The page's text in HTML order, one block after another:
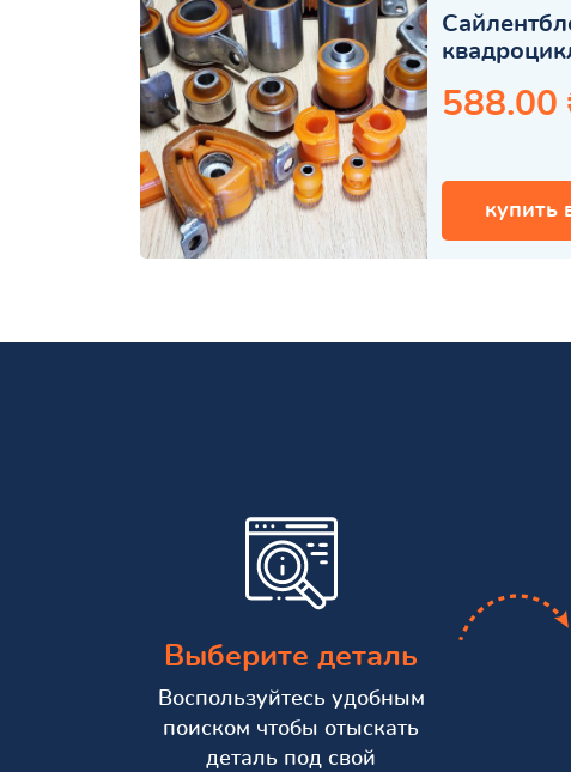
588.00
купить
Выберите деталь
Воспользуйтесь удобным
поиском чтобы отыскать
деталь под свой